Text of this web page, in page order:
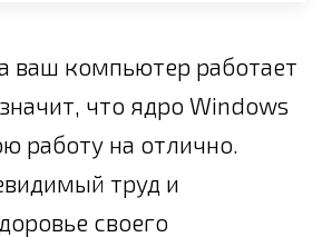
ваш компьютер работает
что ядро Windows
работу на отлично.
труд и
своего